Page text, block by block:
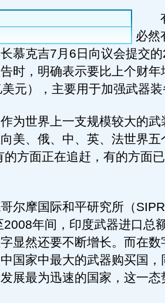
有
必然
慕克吉7月6日向议会提交
时，明确表示要比上个财
元），主要用于加强武器
世界上一支规模较大的武
美、俄、中、英、法世界五
的方面正在追赶，有的方面
摩国际和平研究所（
年间，印度武器进口总
显然还要不断增长。而在数
国家中最大的武器购买国，
展最为迅速的国家，这一